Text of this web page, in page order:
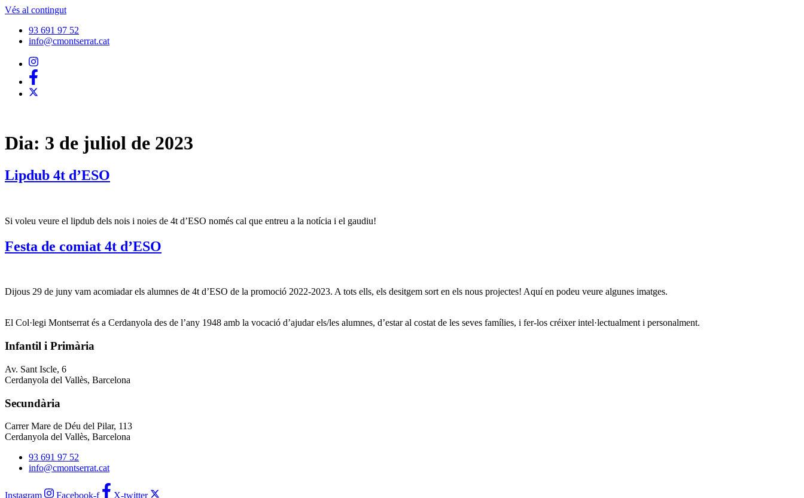
Vés al contingut
93 691 97 52
info@cmontserrat.cat
Dia: 3 de juliol de 2023
Lipdub 4t d’ESO
Si voleu veure el lipdub dels nois i noies de 4t d’ESO només cal que entreu a la notícia i el gaudiu!
Festa de comiat 4t d’ESO
Dijous 29 de juny vam acomiadar els alumnes de 4t d’ESO de la promoció 2022-2023. A tots ells, els desitgem sort en els nous projectes! Aquí en podeu veure algunes imatges.
El Col·legi Montserrat és a Cerdanyola des de l’any 1948 amb la vocació d’ajudar els/les alumnes, d’estar al costat de les seves famílies, i fer-los créixer intel·lectualment i personalment.
Infantil i Primària
Av. Sant Iscle, 6
Cerdanyola del Vallès, Barcelona
Secundària
Carrer Mare de Déu del Pilar, 113
Cerdanyola del Vallès, Barcelona
93 691 97 52
info@cmontserrat.cat
Instagram Facebook-f
X-twitter